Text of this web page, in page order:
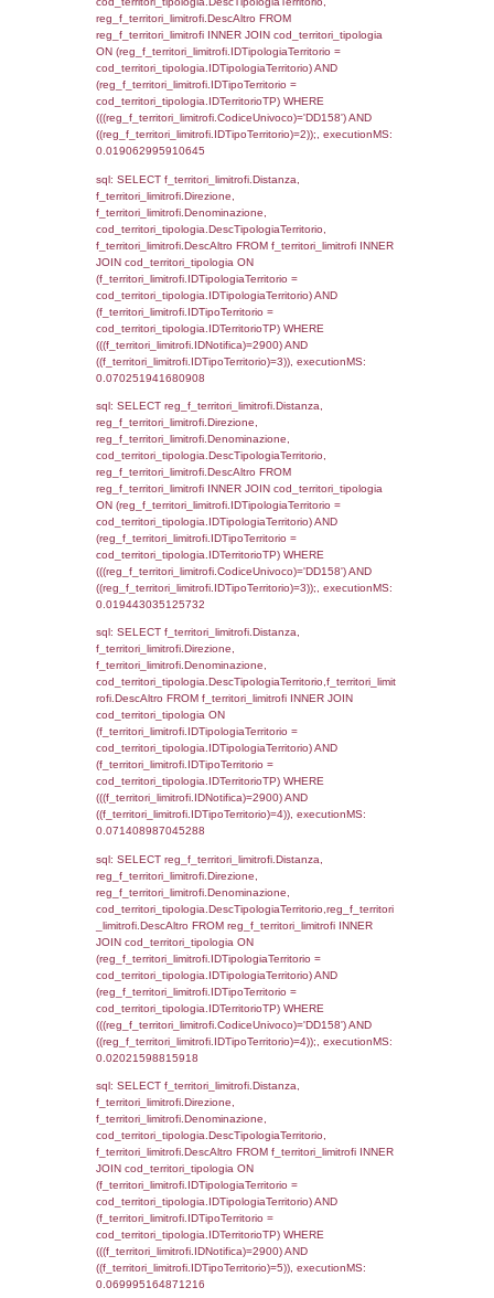
sql: SELECT * FROM
CodiceUnivoco='DD158' , executionMS:
0.0041019916534424
sql: SELECT Ispezione, IDArticoloComma,
StatoIspezione,
'%d/%m/%Y') as DataApertura,
DATE_FORMAT(DataChiusura, '%d/%m/
DataChiusura,
'%d/%m/%Y') as DataUltimoPIR FROM
WHERE (((d3_ispezioni.IDNotifica)=2900)),
0.00053691864013672
sql: SELECT Ispezione, IDArticoloComma,
StatoIspezione,
'%d/%m/%Y') as DataApertura,
DATE_FORMAT(DataChiusura, '%d/%m/
DataChiusura,
'%d/%m/%Y') as DataUltimoPIR FROM
WHERE
executionMS: 0.0013308525085449
sql: SELECT el_nazioni.DescIT,
FROM f_confini_stato INNER JOIN
f_confini_stato.IDNotifica = 2900;,
0.00046896934509277
sql: SELECT el_nazioni.DescIT,
reg_f_confini_stato.Distanza FROM
INNER JOIN el_nazioni ON
el_nazioni.IDStato WHERE
sql: SELECT el_regioni.Regione,
el_comuni.Comune,
f_confini INNER JOIN ((el_comuni INNER
ON el_comuni.IstProvincia =
INNER JOIN el_regioni ON
el_regioni.IstRegione) ON
el_comuni.IstComune WHERE
(((f_confini.IDNotifica)=2900));,
0.00044512748718262
sql: SELECT el_regioni.Regione,
el_comuni.Comune,
reg_f_confini INNER JOIN ((el_comuni
el_province ON el_comuni.IstProvincia =
el_province.IstProvincia) INNER JOIN
el_province.IstRegione =
reg_f_confini.IDComune =